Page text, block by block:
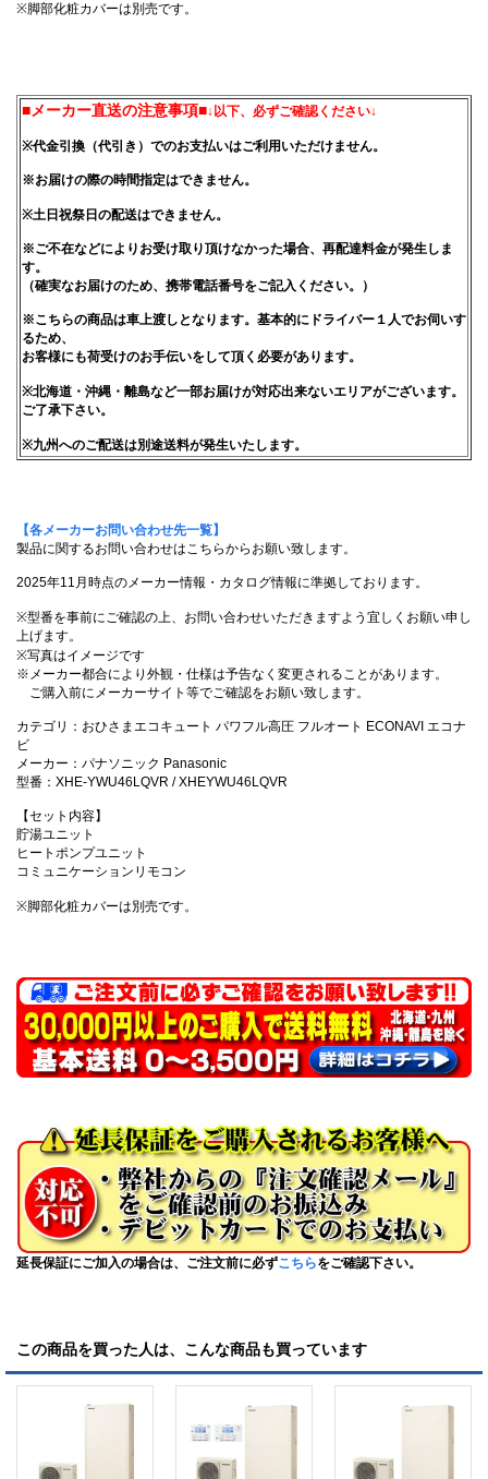
※脚部化粧カバーは別売です。
■メーカー直送の注意事項■↓以下、必ずご確認ください↓
※代金引換（代引き）でのお支払いはご利用いただけません。
※お届けの際の時間指定はできません。
※土日祝祭日の配送はできません。
※ご不在などによりお受け取り頂けなかった場合、再配達料金が発生しま
す。
（確実なお届けのため、携帯電話番号をご記入ください。）
※こちらの商品は車上渡しとなります。基本的にドライバー１人でお伺いす
るため、
お客様にも荷受けのお手伝いをして頂く必要があります。
※北海道・沖縄・離島など一部お届けが対応出来ないエリアがございます。
ご了承下さい。
※九州へのご配送は別途送料が発生いたします。
【各メーカーお問い合わせ先一覧】
製品に関するお問い合わせはこちらからお願い致します。
2025年11月時点のメーカー情報・カタログ情報に準拠しております。
※型番を事前にご確認の上、お問い合わせいただきますよう宜しくお願い申し
上げます。
※写真はイメージです
※メーカー都合により外観・仕様は予告なく変更されることがあります。
ご購入前にメーカーサイト等でご確認をお願い致します。
カテゴリ：おひさまエコキュート パワフル高圧 フルオート ECONAVI エコナ
ビ
メーカー：パナソニック Panasonic
型番：XHE-YWU46LQVR / XHEYWU46LQVR
【セット内容】
貯湯ユニット
ヒートポンプユニット
コミュニケーションリモコン
※脚部化粧カバーは別売です。
延長保証にご加入の場合は、ご注文前に必ずこちらをご確認下さい。
この商品を買った人は、こんな商品も買っています